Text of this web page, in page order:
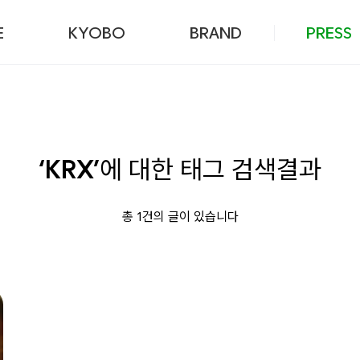
KYOBO BRAND PRESS
‘KRX’에 대한 태그 검색결과
총 1건의 글이 있습니다